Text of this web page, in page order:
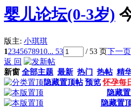
婴儿论坛(0-3岁)
版主: 小琪琪
12345678910... 53 / 53 页下一页
返 回
新窗 全部主题 最新 热门 热帖 精
隐藏置顶帖 预览 怀孕每
隐藏
隐藏置